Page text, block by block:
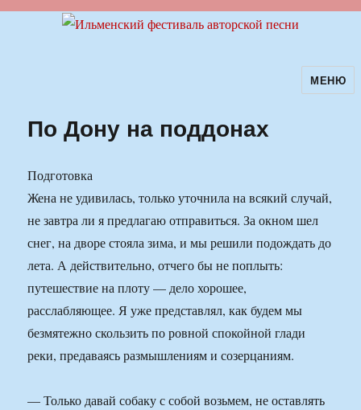
Ильменский фестиваль авторскойМЕНЮ
По Дону на поддонах
Подготовка
Жена не удивилась, только уточнила на всякий случай,
не завтра ли я предлагаю отправиться. За окном шел
снег, на дворе стояла зима, и мы решили подождать до
лета. А действительно, отчего бы не поплыть:
путешествие на плоту — дело хорошее,
расслабляющее. Я уже представлял, как будем мы
безмятежно скользить по ровной спокойной глади
реки, предаваясь размышлениям и созерцаниям.
— Только давай собаку с собой возьмем, не оставлять